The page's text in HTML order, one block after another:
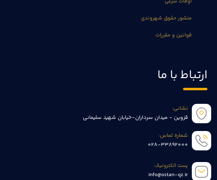
منشور حقوق شهروندی
قوانین و مقررات
ارتباط با ما
نشانی:
قزوین - میدان سرداران-خیابان شهید سلیمانی
شماره تماس:
028-33892000
پست الکترونیک:
info@ostan-qz.ir